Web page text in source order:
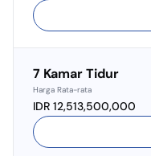
7 Kamar Tidur
Harga Rata-rata
IDR 12,513,500,000